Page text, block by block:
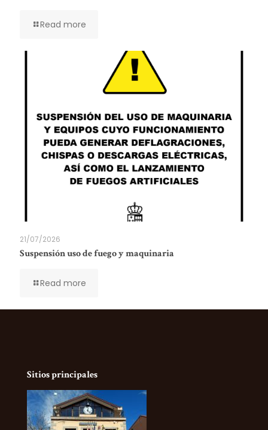
Read more
21/07/2026
Suspensión uso de fuego y maquinaria
Read more
Sitios principales